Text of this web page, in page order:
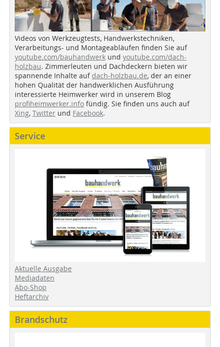
Videos von Werkzeugtests, Handwerkstechniken,
Verarbeitungs- und Montageabläufen finden Sie auf
youtube.com/bauhandwerk und youtube.com/dach-
holzbau. Zimmerleuten und Dachdeckern bieten wir
spannende Inhalte auf dach-holzbau.de, der an einer
hohen Qualität der handwerklichen Ausführung
interessierte Heimwerker wird in unserem Blog
profiheimwerker.info fündig. Sie finden uns auch auf
Xing, Twitter und Facebook.
Service
Aktuelle Ausgabe
Mediadaten
Abo-Shop
Heftarchiv
Brandschutz